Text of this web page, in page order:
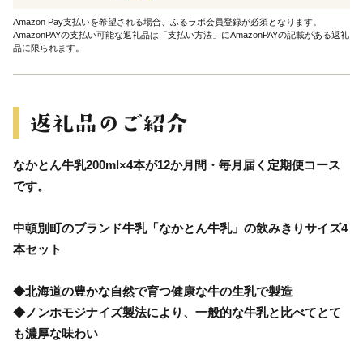
Amazon Pay支払いを希望される場合、ふるラボ会員登録が必須となります。
AmazonPAYの支払い可能な返礼品は「支払い方法」にAmazonPAYの記載がある返礼
品に限られます。
なかとん牛乳200ml×4本が12か月間・毎月届く定期便コース
です。
中頓別町のブランド牛乳「なかとん牛乳」の飲みきりサイズ4
本セット
◆北海道の豊かな自然で育つ健康な牛の生乳で製造
◆ノンホモジナイズ製法により、一般的な牛乳と比べてとて
も濃厚な味わい